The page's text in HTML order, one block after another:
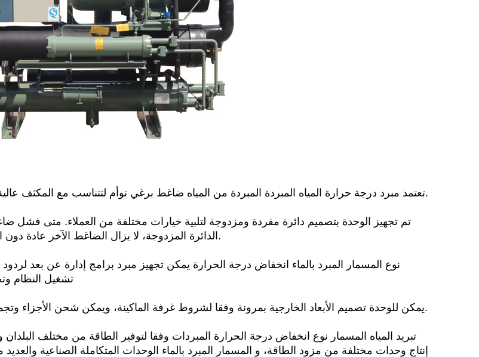
(1) تعتمد مبرد درجة حرارة المياه المبردة المبردة من المياه ضاغط برغي توأم لتتناسب مع المكثف عالية الكفاءة المبخر.
الدائرة المزدوجة، لا يزال الضاغط الآخر عادة دون التأثير على استخدام.
تشغيل النظام
(4) يمكن للوحدة تصميم الأبعاد الخارجية بمرونة وفقا لشروط غرفة الماكينة، ويمكن شحن الأجزاء وتجميعها في الموقع.
إنتاج وحدات مختلفة من مزود الطاقة، و المسمار المبرد بالماء الوحدات المتكاملة الصناعية والعديد